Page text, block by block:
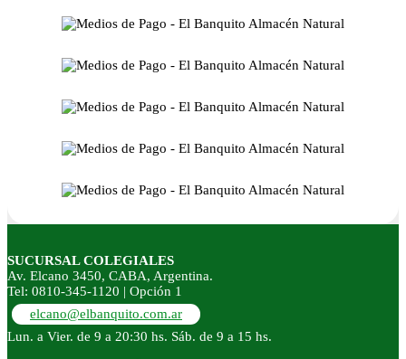
SUCURSAL COLEGIALES
Av. Elcano 3450, CABA, Argentina.
Tel: 0810-345-1120 | Opción 1
elcano@elbanquito.com.ar
Lun. a Vier. de 9 a 20:30 hs. Sáb. de 9 a 15 hs.